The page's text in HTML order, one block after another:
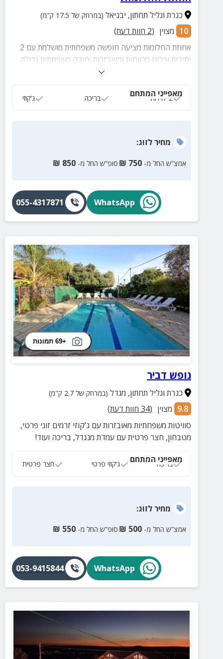
כנרת וגליל תחתון, יבניאל (במרחק של 17.5 ק"מ)
10 מצוין (
2 חוות דעת)
אחוזת החלומות מציעה חופשה משפחתית מושלמת עם 2
יחידות אירוח מרווחות ומאובזרות יחידה משפחתית גדולה
ונוחה. הילדים נהנים ממרחב פתוח, משחקי חצר, פינג
הבריכה המגודרת והמתחם החיצוני יוצרים יחד חוויה
מאפייני המתחם
2 יחידות בריכה ג‘קוזי
מחירלזוג:
אמצ”ש החל מ- 750
₪ סופ”ש החל מ- 850
₪
WhatsApp
055-4317871
+69 תמונות
נופש דביר
כנרת וגליל תחתון, מגדל (במרחק של 2.7 ק"מ)
9.8 מצוין (
34 חוות דעת)
סוויטות משפחתיות מאובזרות עם ג'קוזי זרמים זוגי פרטי,
מטבחון, חצר פרטית עם עמדת מנגדל, בריכה ועוד!
מאפייני המתחם
בריכה ג‘קוזי פרטי חצר פרטית
מחירלזוג:
אמצ”ש החל מ- 500
₪ סופ”ש החל מ- 550
₪
WhatsApp
053-9415844